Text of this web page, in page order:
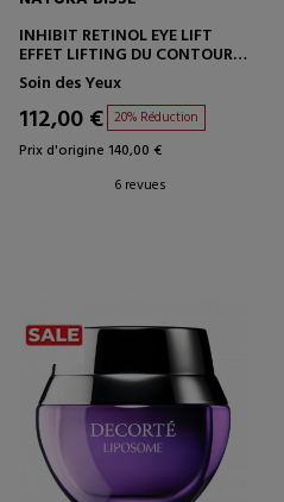
INHIBIT RETINOL EYE LIFT
EFFET LIFTING DU CONTOUR
DES YEUX
Soin des Yeux
112,00 € 20% Réduction
Prix d'origine 140,00 €
6 revues